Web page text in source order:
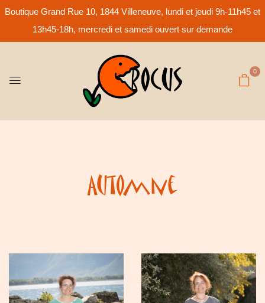
Boutique Grand Rue 10, 1844 Villeneuve, lundi et jeudi 9h-11h45 et
13h45-18h, mercredi et samedi ouvert sur demande
0
Automne